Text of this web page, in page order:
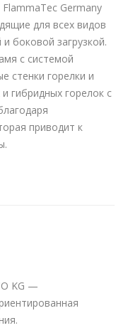
Germany
для всех видов
боковой загрузкой.
с системой
стенки горелки и
гибридных горелок с
приводит к
KG —